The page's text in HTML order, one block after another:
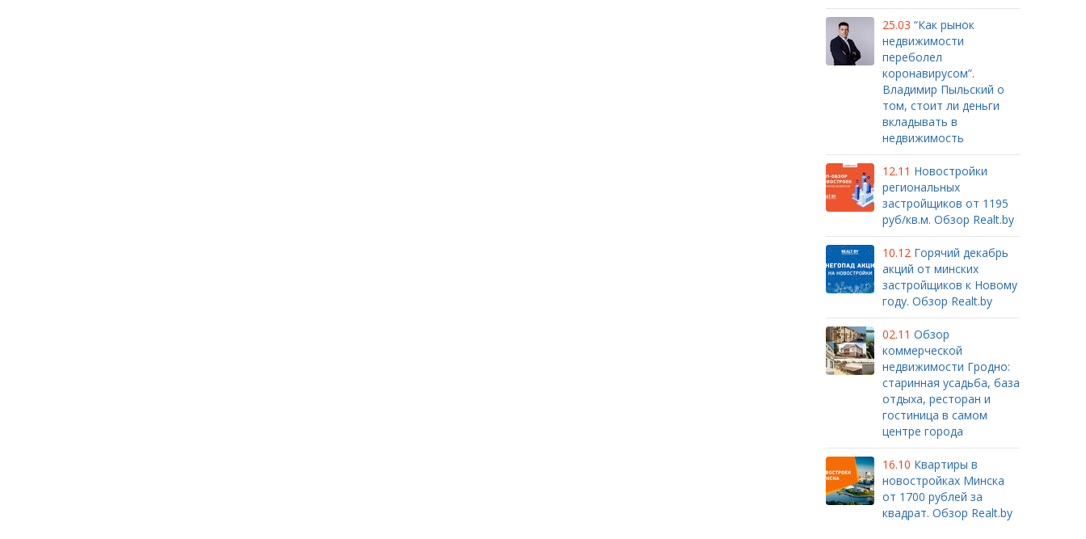
25.03 “Как рынок
недвижимости
переболел
коронавирусом”.
Владимир Пыльский о
том, стоит ли деньги
вкладывать в
недвижимость
12.11 Новостройки
региональных
застройщиков от 1195
руб/кв.м. Обзор Realt.by
10.12 Горячий декабрь
акций от минских
застройщиков к Новому
году. Обзор Realt.by
02.11 Обзор
коммерческой
недвижимости Гродно:
старинная усадьба, база
отдыха, ресторан и
гостиница в самом
центре города
16.10 Квартиры в
новостройках Минска
от 1700 рублей за
квадрат. Обзор Realt.by